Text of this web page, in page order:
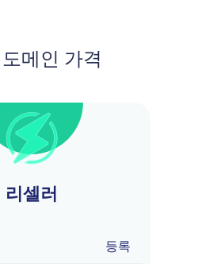
도메인 가격
리셀러
등록